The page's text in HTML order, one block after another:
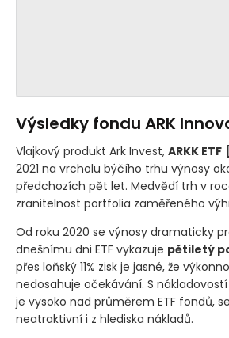
Výsledky fondu ARK
Vlajkový produkt Ark Invest, ARKK ETF [
2021 na vrcholu býčího trhu výnosy
předchozích pět let. Medvědí trh v
zranitelnost portfolia zaměřeného
Od roku 2020 se výnosy dramaticky
dnešnímu dni ETF vykazuje pětiletý
přes loňský 11% zisk je jasné, že
nedosahuje očekávání. S nákladovostí
je vysoko nad průměrem ETF fondů,
neatraktivní i z hlediska nákladů.